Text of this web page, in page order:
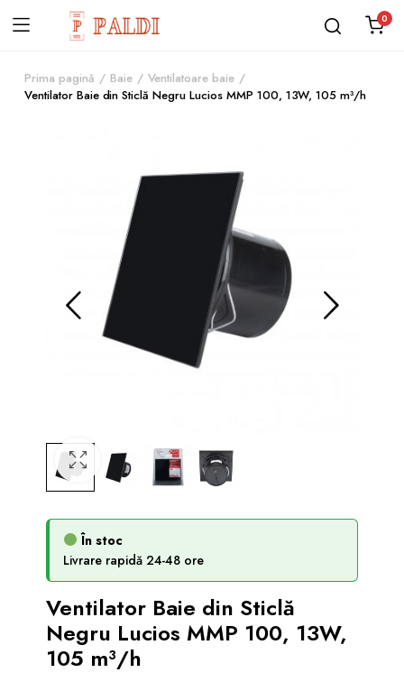
0
Prima pagină Baie
Ventilatoare baie
Ventilator Baie din Sticlă Negru Lucios MMP 100, 13W, 105 m³/h
În stoc
Livrare rapidă 24-48 ore
Ventilator Baie din Sticlă
Negru Lucios MMP 100, 13W,
105 m³/h